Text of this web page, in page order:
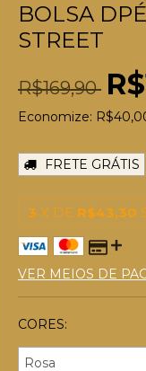
BOLSA
STREET
R$169,90
Economize:
FRETE GRÁTIS
3 X DE R$43,30
VER MEIOS DE
CORES: